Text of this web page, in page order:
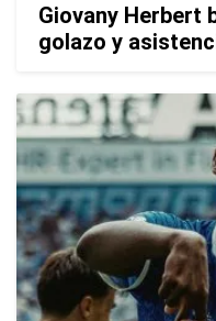
Giovany Herbert
golazo y